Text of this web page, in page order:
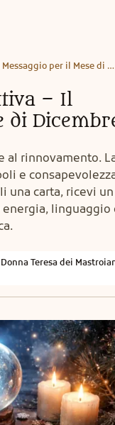
Tarologia PNL Interattiva – Il Messaggio per il Mese di Dicembre
– Il
di
al rinnovamento.
e
una carta, ricevi un
linguaggio
Teresa dei